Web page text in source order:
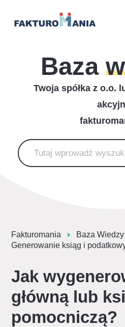
Baza
Twoja spółka z o.o.
Fakturomania Baza Wiedzy
Generowanie ksiąg i
Jak
główną lub
pomocniczą?